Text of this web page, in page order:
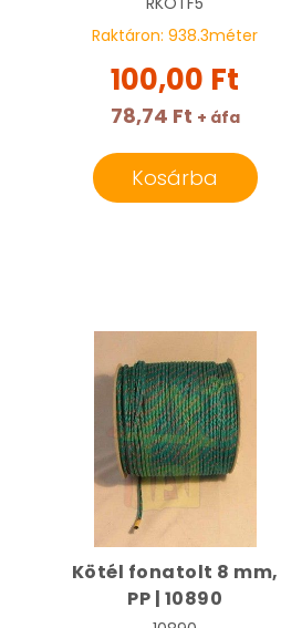
Raktáron:938.3méter
100,00 Ft
78,74 Ft + áfa
Kosárba
Kötél fonatolt 8 mm,
PP | 10890